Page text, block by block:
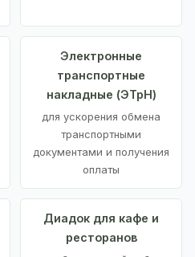
Электронные
транспортные
накладные (ЭТрН)
для ускорения обмена
транспортными
документами и получения
оплаты
Диадок для кафе и
ресторанов